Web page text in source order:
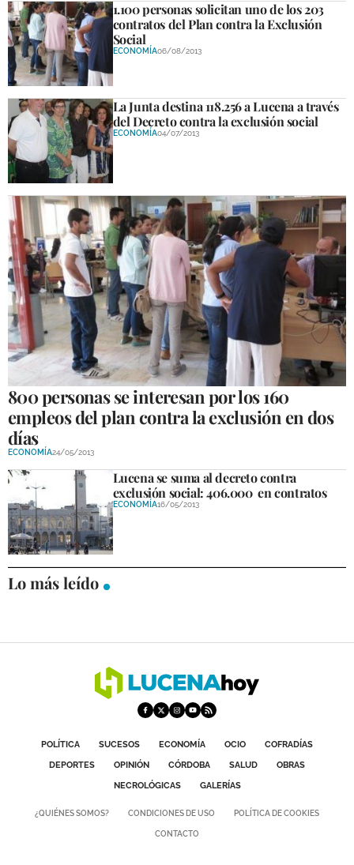
1.100 personas solicitan uno de los 203
contratos del Plan contra la Exclusión
Social
ECONOMÍA06/08/2013
La Junta destina 118.256 a Lucena a través
del Decreto contra la exclusión social
ECONOMÍA04/07/2013
800 personas se interesan por los 160
empleos del plan contra la exclusión en dos
días
ECONOMÍA24/05/2013
Lucena se suma al decreto contra
exclusión social: 406.000  en contratos
ECONOMÍA16/05/2013
Lo más leído
POLÍTICA SUCESOS ECONOMÍA OCIO
COFRADÍAS
DEPORTES
OPINIÓN CÓRDOBA SALUD
OBRAS
NECROLÓGICAS
GALERÍAS
¿QUIÉNES SOMOS? CONDICIONES DE USO POLÍTICA DE COOKIES
CONTACTO